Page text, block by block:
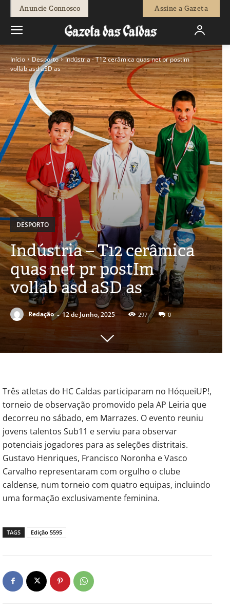
Anuncie Connosco Assine a Gazeta
Início Desporto
Indústria - T12 cerâmica quas net pr postIm
vollab asd aSD as
DESPORTO
Indústria – T12 cerâmica
quas net pr postIm
vollab asd aSD as
Redação - 12 de Junho, 2025 297 0
Três atletas do HC Caldas participaram no HóqueiUP!,
torneio de observação promovido pela AP Leiria que
decorreu no sábado, em Marrazes. O evento reuniu
jovens talentos Sub11 e serviu para observar
potenciais jogadores para as seleções distritais.
Gustavo Henriques, Francisco Noronha e Vasco
Carvalho representaram com orgulho o clube
caldense, num torneio com quatro equipas, incluindo
uma formação exclusivamente feminina.
TAGS Edição 5595